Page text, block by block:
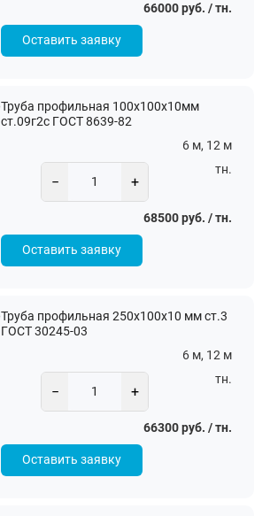
66000 руб. / тн.
Оставить заявку
Труба профильная 100х100х10мм
ст.09г2с ГОСТ 8639-82
6 м, 12 м
− +
тн.
68500 руб. / тн.
Оставить заявку
Труба профильная 250х100х10 мм ст.3
ГОСТ 30245-03
6 м, 12 м
− +
тн.
66300 руб. / тн.
Оставить заявку